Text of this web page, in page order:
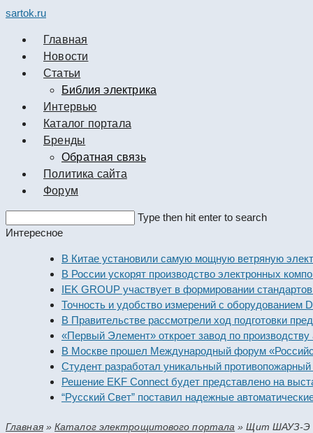
sartok.ru
Главная
Новости
Cтатьи
Библия электрика
Интервью
Каталог портала
Бренды
Обратная связь
Политика сайта
Форум
this
Type then hit enter to search
Интересное
В Китае установили самую мощную ветряную
В России ускорят производство электронных
IEK GROUP участвует в формировании стандартов
Точность и удобство измерений с оборудованием Dekraft
В Правительстве рассмотрели ход подготовки
«Первый Элемент» откроет завод по производству
В Москве прошел Международный форум «Российская
Студент разработал уникальный противопожарный
Решение EKF Connect будет представлено на выставке
“Русский Свет” поставил надежные автоматические
Главная»Каталог электрощитового портала »Щит ШАУЗ-Э